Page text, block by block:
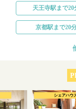
天王寺駅まで20
京都駅まで20
シェアハウ